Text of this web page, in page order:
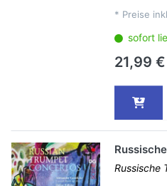
* Preise
sofort
21,99
Russische